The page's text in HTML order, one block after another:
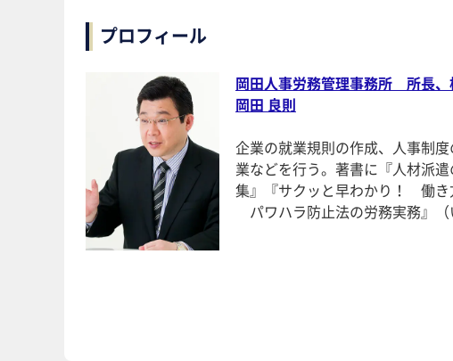
プロフィール
岡田人事労務管理事務所 所長
岡田 良則
企業の就業規則の作成、人事制
業などを行う。著書に『人材派
集』『サクッと早わかり！ 働き
パワハラ防止法の労務実務』（